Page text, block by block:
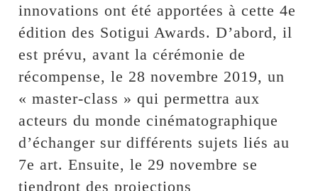
innovations ont été apportées à cette 4e
édition des Sotigui Awards. D’abord, il
est prévu, avant la cérémonie de
récompense, le 28 novembre 2019, un
« master-class » qui permettra aux
acteurs du monde cinématographique
d’échanger sur différents sujets liés au
7e art. Ensuite, le 29 novembre se
tiendront des projections